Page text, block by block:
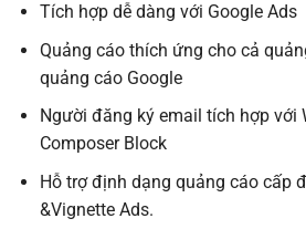
Tích hợp dễ dàng với Google Ads
Quảng cáo thích ứng cho cả
quảng cáo Google
Người đăng ký email tích hợp với
Composer Block
Hỗ trợ định dạng quảng cáo cấp
&Vignette Ads.